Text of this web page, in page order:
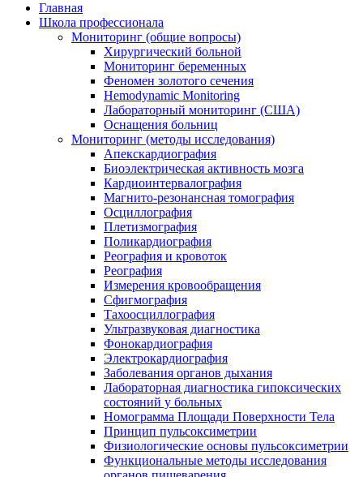
Главная
Школа профессионала
Мониторинг (общие вопросы)
Хирургический больной
Мониторинг беременных
Феномен золотого сечения
Hemodynamic Monitoring
Лабораторный мониторинг (США)
Оснащения больниц
Мониторинг (методы исследования)
Апекскардиография
Биоэлектрическая активность мозга
Кардиоинтервалография
Магнито-резонансная томография
Осциллография
Плетизмография
Поликардиография
Реография и кровоток
Реография
Измерения кровообращения
Сфигмография
Тахоосциллография
Ультразвуковая диагностика
Фонокардиография
Электрокардиография
Заболевания органов дыхания
Лабораторная диагностика гипоксических
состояний у больных
Номограмма Площади Поверхности Тела
Принцип пульсоксиметрии
Физиологические основы пульсоксиметрии
Функциональные методы исследования